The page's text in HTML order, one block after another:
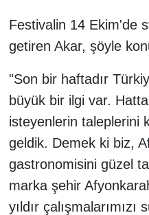
Festivalin 14 Ekim'de
getiren Akar, şöyle
"Son bir haftadır
büyük bir ilgi var.
isteyenlerin taleplerini
geldik. Demek ki biz,
gastronomisini güzel
marka şehir
yıldır çalışmalarımızı